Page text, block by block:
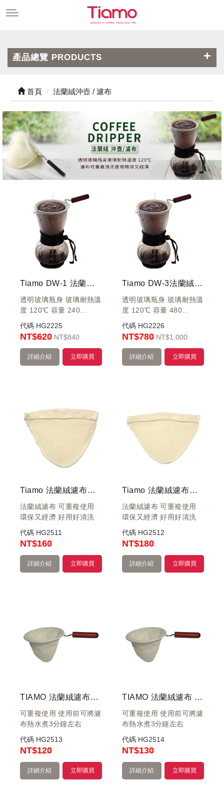
產品總覽 PRODUCTS
首頁 法蘭絨沖壺 / 濾布
Tiamo DW-1 法蘭絨 沖壺 1-2人 份 240cc
透明玻璃瓶身 玻璃耐熱溫
度 120℃ 容量 240...
代碼 HG2225
NT$620 NT$840
立即購買
詳細介紹
Tiamo DW-3法蘭絨 沖壺 1-4人 份 480cc
透明玻璃瓶身 玻璃耐熱溫
度 120℃ 容量 480...
代碼 HG2226
NT$780 NT$1,000
立即購買
詳細介紹
Tiamo 法蘭絨濾布袋1-2人-3枚入
法蘭絨濾布 可重複使用
環保又經濟 好用好清洗
代碼 HG2511
NT$160
立即購買
詳細介紹
Tiamo 法蘭絨濾布袋1-4人-3枚入
法蘭絨濾布 可重複使用
環保又經濟 好用好清洗
代碼 HG2512
NT$180
立即購買
詳細介紹
TIAMO 法蘭絨濾布把手組 1-2杯用
可重複使用 使用前可將濾
布熱水煮3分鐘左右
代碼 HG2513
NT$120
立即購買
詳細介紹
TIAMO 法蘭絨濾布 手把組 3-4 人份
可重複使用 使用前可將濾
布熱水煮3分鐘左右
代碼 HG2514
NT$130
立即購買
詳細介紹